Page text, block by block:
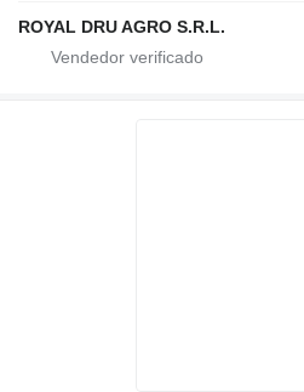
ROYAL DRU AGRO S.R.L.